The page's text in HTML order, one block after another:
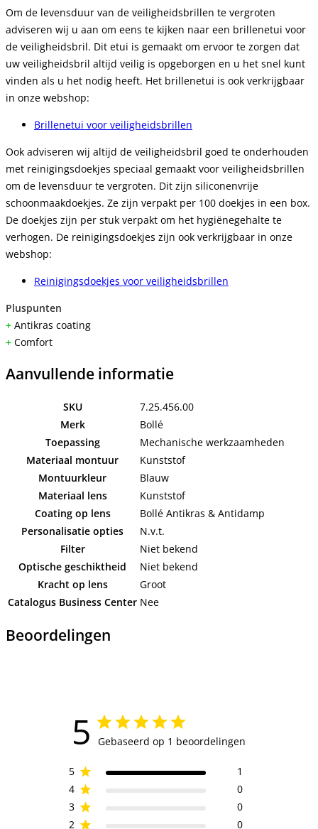
Om de levensduur van de veiligheidsbrillen te vergroten
adviseren wij u aan om eens te kijken naar een brillenetui voor
de veiligheidsbril. Dit etui is gemaakt om ervoor te zorgen dat
uw veiligheidsbril altijd veilig is opgeborgen en u het snel kunt
vinden als u het nodig heeft. Het brillenetui is ook verkrijgbaar
in onze webshop:
Brillenetui voor veiligheidsbrillen
Ook adviseren wij altijd de veiligheidsbril goed te onderhouden
met reinigingsdoekjes speciaal gemaakt voor veiligheidsbrillen
om de levensduur te vergroten. Dit zijn siliconenvrije
schoonmaakdoekjes. Ze zijn verpakt per 100 doekjes in een box.
De doekjes zijn per stuk verpakt om het hygiënegehalte te
verhogen. De reinigingsdoekjes zijn ook verkrijgbaar in onze
webshop:
Reinigingsdoekjes voor veiligheidsbrillen
Pluspunten
+ Antikras coating
+ Comfort
Aanvullende informatie
SKU
7.25.456.00
Merk
Bollé
Toepassing
Mechanische werkzaamheden
Materiaal montuur
Kunststof
Montuurkleur
Blauw
Materiaal lens
Kunststof
Coating op lens
Bollé Antikras & Antidamp
Personalisatie opties
N.v.t.
Filter
Niet bekend
Optische geschiktheid
Niet bekend
Kracht op lens
Groot
Catalogus Business Center Nee
Beoordelingen
5 Gebaseerd op 1 beoordelingen
5
1
4
0
3
0
2
0